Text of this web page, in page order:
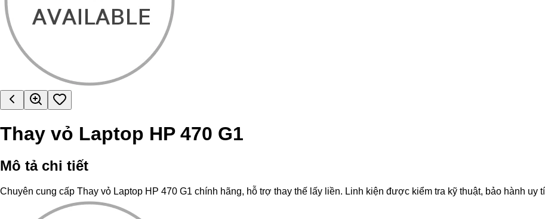
Thay vỏ Laptop HP 470 G1
Mô tả chi tiết
Chuyên cung cấp Thay vỏ Laptop HP 470 G1 chính hãng, hỗ trợ thay thế lấy liền. Linh kiện được kiểm tra kỹ thuật, bảo hành uy